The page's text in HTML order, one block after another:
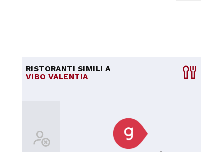
RISTORANTI SIMILI A
VIBO VALENTIA